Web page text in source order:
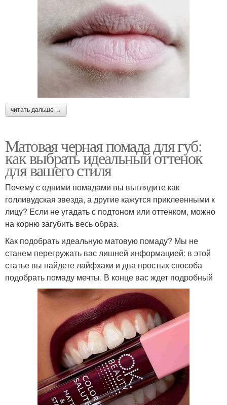
читать дальше →
Матовая черная помада для губ:
как выбрать идеальный оттенок
для вашего стиля
Почему с одними помадами вы выглядите как
голливудская звезда, а другие кажутся приклеенными к
лицу? Если не угадать с подтоном или оттенком, можно
на корню загубить весь образ.
Как подобрать идеальную матовую помаду? Мы не
станем перегружать вас лишней информацией: в этой
статье вы найдете лайфхаки и два простых способа
подобрать помаду мечты. В конце вас ждет подробный